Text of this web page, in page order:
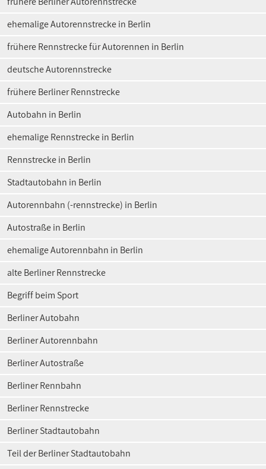
ehemalige Autorennstrecke in Berlin
frühere Rennstrecke für Autorennen in Berlin
deutsche Autorennstrecke
frühere Berliner Rennstrecke
Autobahn in Berlin
ehemalige Rennstrecke in Berlin
Rennstrecke in Berlin
Stadtautobahn in Berlin
Autorennbahn (-rennstrecke) in Berlin
Autostraße in Berlin
ehemalige Autorennbahn in Berlin
alte Berliner Rennstrecke
Begriff beim Sport
Berliner Autobahn
Berliner Autorennbahn
Berliner Autostraße
Berliner Rennbahn
Berliner Rennstrecke
Berliner Stadtautobahn
Teil der Berliner Stadtautobahn